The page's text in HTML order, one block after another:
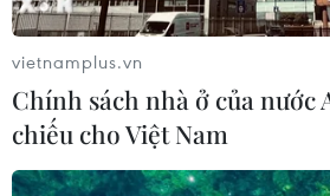
ở TP.HCM, các doanh nghiệp Nga
là thị trường nhiều tiềm năng mà
thúc đẩy trao đổi thương mại.
vietnamplus.vn
Chính sách nhà ở của nước
chiếu cho Việt Nam